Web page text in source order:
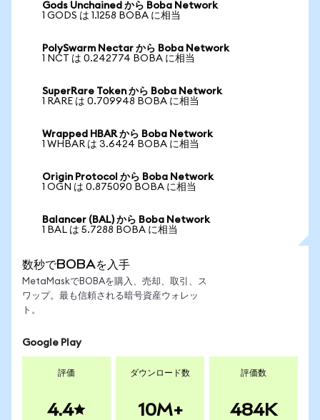
Gods Unchained から Boba Network
1 GODS は 1.1258 BOBA に相当
PolySwarm Nectar から Boba Network
1 NCT は 0.242774 BOBA に相当
SuperRare Token から Boba Network
1 RARE は 0.709948 BOBA に相当
Wrapped HBAR から Boba Network
1 WHBAR は 3.6424 BOBA に相当
Origin Protocol から Boba Network
1 OGN は 0.875090 BOBA に相当
Balancer (BAL) から Boba Network
1 BAL は 5.7288 BOBA に相当
数秒でBOBAを入手
MetaMaskでBOBAを購入、売却、取引、ス
ワップ。最も信頼される暗号資産ウォレッ
ト。
Google Play
評価
4.4
ダウンロード数
10M+
評価数
484K